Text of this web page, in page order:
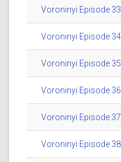
Voroninyi Episode
Voroninyi Episode
Voroninyi Episode
Voroninyi Episode
Voroninyi Episode
Voroninyi Episode